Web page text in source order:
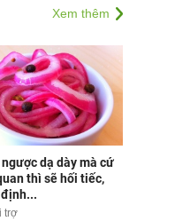
Xem thêm
dạ dày mà cứ
thì sẽ hối tiếc,
trợ